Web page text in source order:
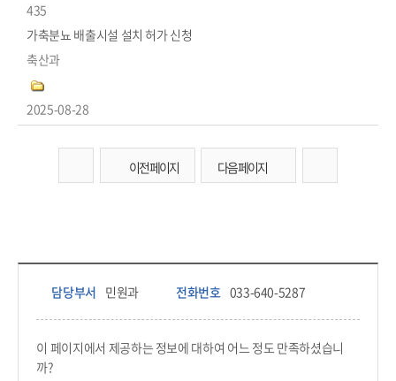
435
가축분뇨 배출시설 설치 허가 신청
축산과
2025-08-28
이전 페이지 다음 페이지
담당부서 정보 & 컨텐츠 만족도 조사 & 공공저작물 자유이용 허락 표시
담당부서 민원과 전화번호 033-640-5287
이 페이지에서 제공하는 정보에 대하여 어느 정도 만족하셨습니
까?